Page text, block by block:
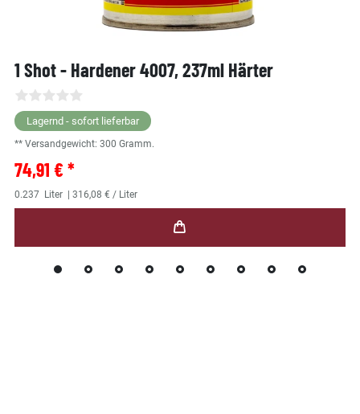
1 Shot - Hardener 4007, 237ml Härter
Lagernd - sofort lieferbar
** Versandgewicht: 300 Gramm.
74,91 € *
0.237 Liter | 316,08 € / Liter